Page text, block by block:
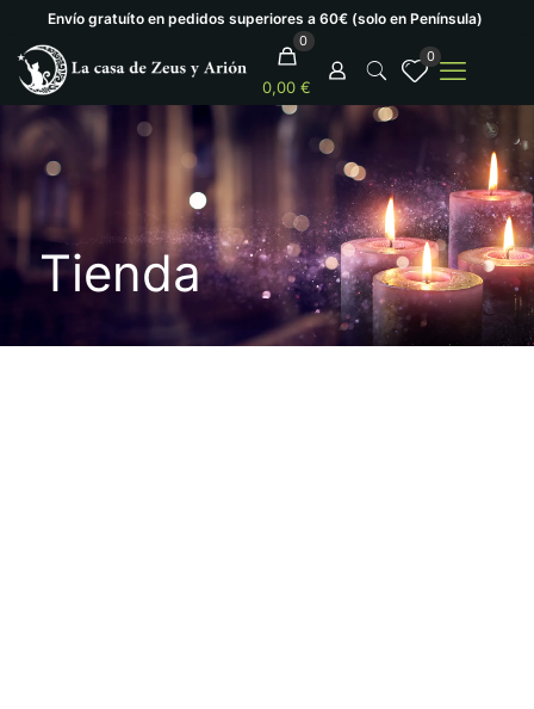
Envío gratuíto en pedidos superiores a 60€ (solo en Península)
0
0,00 €
0
Tienda